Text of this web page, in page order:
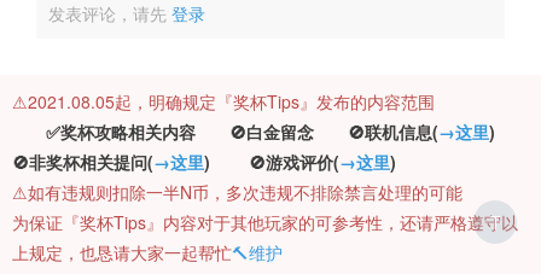
发表评论，请先 登录
⚠️2021.08.05起，明确规定『奖杯Tips』发布的内容范围
✅奖杯攻略相关内容 🚫白金留念 🚫联机信息(→这里)
🚫非奖杯相关提问(→这里) 🚫游戏评价(→这里)
⚠️如有违规则扣除一半N币，多次违规不排除禁言处理的可能
为保证『奖杯Tips』内容对于其他玩家的可参考性，还请严格遵守以
上规定，也恳请大家一起帮忙🔨维护
T